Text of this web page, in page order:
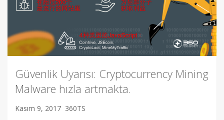
Güvenlik Uyarısı: Cryptocurrency Mining
Malware hızla artmakta.
Kasım 9, 2017 360TS